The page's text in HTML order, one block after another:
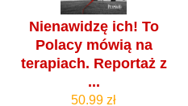
Nienawidzę ich! To
Polacy mówią na
terapiach. Reportaż z
...
50.99 zł